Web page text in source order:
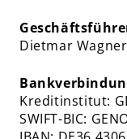
Dietmar Wagner
Kreditinstitut:
SWIFT-BIC: